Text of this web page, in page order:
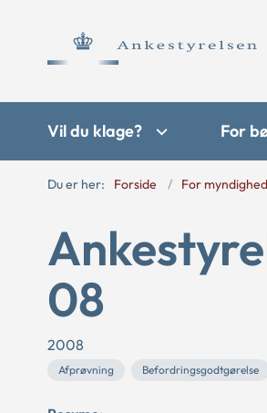
Vil du klage? For
Du er her: Forside For
08
2008
Afprøvning Befordringsgodtgørelse